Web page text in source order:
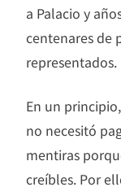
a Palacio y
centenares de
representados.
En un
no necesitó
mentiras
creíbles. Por